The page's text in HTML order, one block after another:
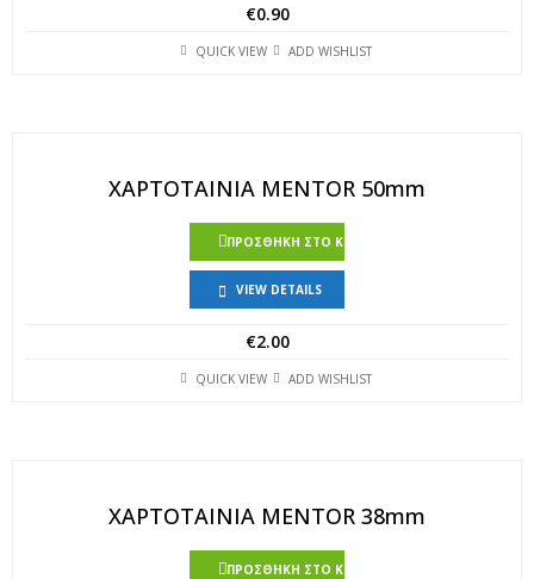
€0.90
QUICK VIEW ADD WISHLIST
ΧΑΡΤΟΤΑΙΝΙΑ MENTOR 50mm
ΠΡΟΣΘΉΚΗ ΣΤΟ ΚΑΛΆΘΙ
VIEW DETAILS
€2.00
QUICK VIEW ADD WISHLIST
ΧΑΡΤΟΤΑΙΝΙΑ MENTOR 38mm
ΠΡΟΣΘΉΚΗ ΣΤΟ ΚΑΛΆΘΙ